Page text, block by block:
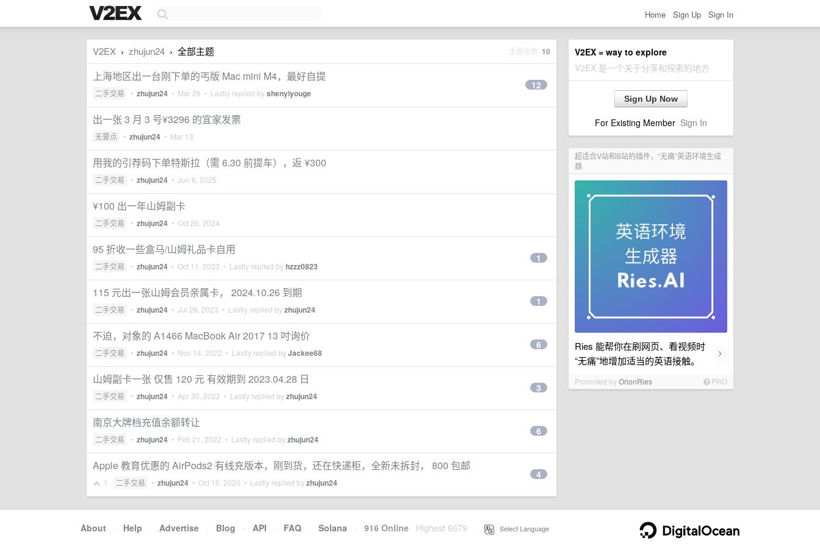
Home Sign Up Sign In
V2EX = way to explore
V2EX 是一个关于分享和探索的地方
Sign Up Now
For Existing Member Sign In
超适合V站和B站的插件，“无痛”英语环境生成
器
Ries 能帮你在刷网页、看视频时
“无痛”地增加适当的英语接触。
›
Promoted byOrionRies PRO
V2EX › zhujun24 › 全部主题 主题总数 10
上海地区出一台刚下单的丐版 Mac mini M4，最好自提
二手交易 • zhujun24 • Mar 26 • Lastly replied byshenyiyouge
12
出一张 3 月 3 号¥3296 的宜家发票
无要点 • zhujun24 • Mar 13
用我的引荐码下单特斯拉（需 6.30 前提车），返 ¥300
二手交易 • zhujun24 • Jun 6, 2025
¥100 出一年山姆副卡
二手交易 • zhujun24 • Oct 26, 2024
95 折收一些盒马/山姆礼品卡自用
二手交易 • zhujun24 • Oct 11, 2023 • Lastly replied byhzzz0823
1
115 元出一张山姆会员亲属卡， 2024.10.26 到期
二手交易 • zhujun24 • Jul 26, 2023 • Lastly replied byzhujun24
1
不迫，对象的 A1466 MacBook Air 2017 13 吋询价
二手交易 • zhujun24 • Nov 14, 2022 • Lastly replied byJackee68
6
山姆副卡一张 仅售 120 元 有效期到 2023.04.28 日
二手交易 • zhujun24 • Apr 30, 2022 • Lastly replied byzhujun24
3
南京大牌档充值余额转让
二手交易 • zhujun24 • Feb 21, 2022 • Lastly replied byzhujun24
6
Apple 教育优惠的 AirPods2 有线充版本，刚到货，还在快递柜，全新未拆封， 800 包邮
1 二手交易 • zhujun24 • Oct 10, 2020 • Lastly replied byzhujun24
4
About · Help · Advertise · Blog · API · FAQ · Solana · 916 Online Highest 6679 Select Language